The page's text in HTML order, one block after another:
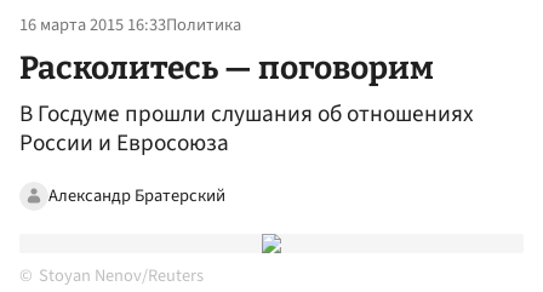
16 марта 2015 16:33Политика
Расколитесь — поговорим
В Госдуме прошли слушания об отношениях
России и Евросоюза
Александр Братерский
Stoyan Nenov/Reuters